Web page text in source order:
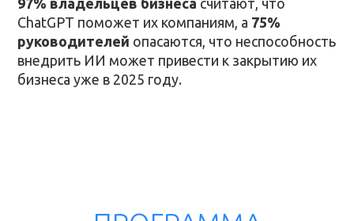
97% владельцев бизнеса считают, что
ChatGPT поможет их компаниям, а 75%
руководителей опасаются, что неспособность
внедрить ИИ может привести к закрытию их
бизнеса уже в 2025 году.
подарок подборку подборку
учебного сезона;
добавить новые курсы ,
переосмыслить прежние подходы,
чтобы отвечать потребностям
меняющегося рынка образования.